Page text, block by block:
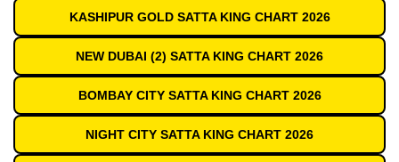
KASHIPUR GOLD SATTA KING CHART 2026
NEW DUBAI (2) SATTA KING CHART 2026
BOMBAY CITY SATTA KING CHART 2026
NIGHT CITY SATTA KING CHART 2026